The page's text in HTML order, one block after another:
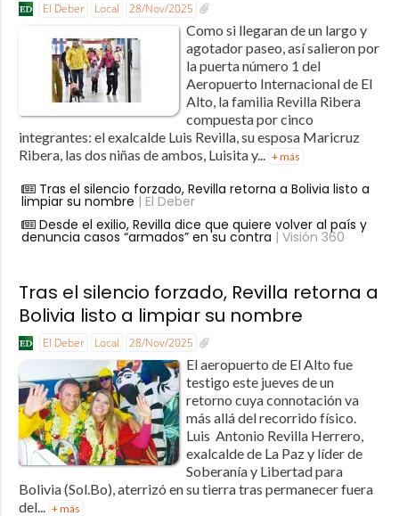
El Deber Local 28/Nov/2025
Como si llegaran de un largo y
agotador paseo, así salieron por
la puerta número 1 del
Aeropuerto Internacional de El
Alto, la familia Revilla Ribera
compuesta por cinco
integrantes: el exalcalde Luis Revilla, su esposa Maricruz
Ribera, las dos niñas de ambos, Luisita y... + más
Tras el silencio forzado, Revilla retorna a Bolivia listo a
limpiar su nombre | El Deber
Desde el exilio, Revilla dice que quiere volver al país y
denuncia casos “armados” en su contra | Visión 360
Tras el silencio forzado, Revilla retorna a
Bolivia listo a limpiar su nombre
El Deber Local 28/Nov/2025
El aeropuerto de El Alto fue
testigo este jueves de un
retorno cuya connotación va
más allá del recorrido físico.
Luis Antonio Revilla Herrero,
exalcalde de La Paz y líder de
Soberanía y Libertad para
Bolivia (Sol.Bo), aterrizó en su tierra tras permanecer fuera
del... + más